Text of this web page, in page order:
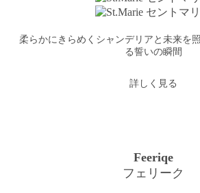
柔らかにきらめくシャンデリアと未来を
る誓いの瞬間
詳しく見る
Feeriqe
フェリーク